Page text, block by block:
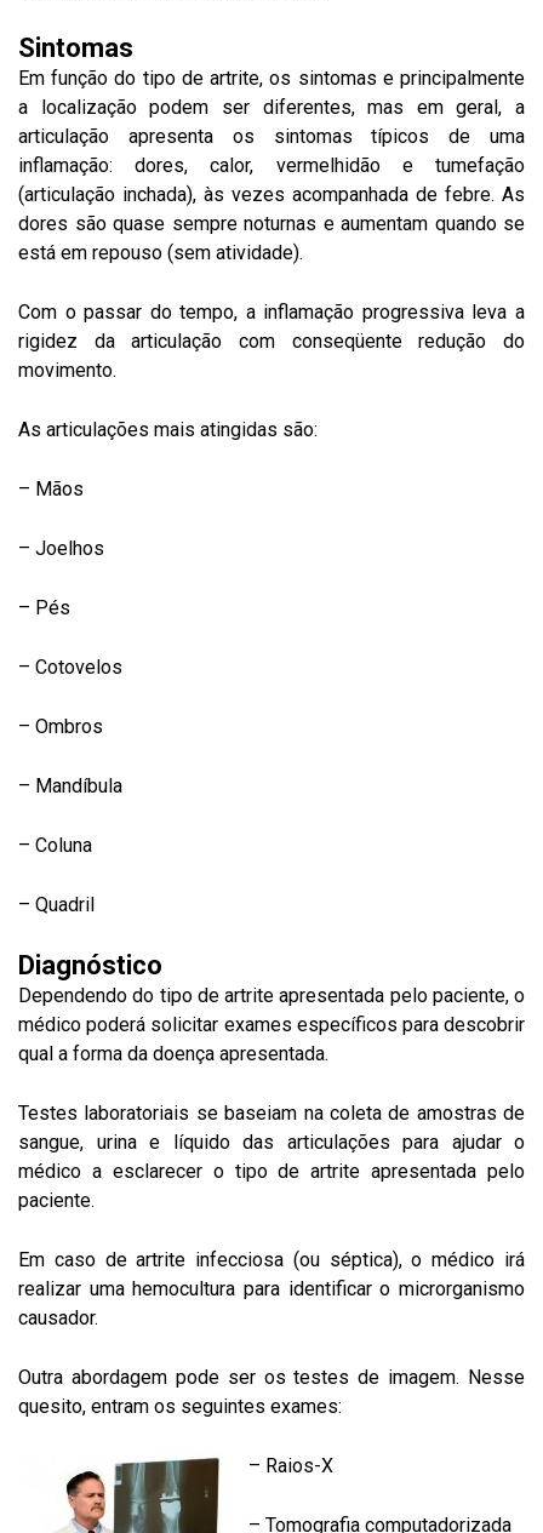
Sintomas
Em função do tipo de artrite, os sintomas e principalmente
a localização podem ser diferentes, mas em geral, a
articulação apresenta os sintomas típicos de uma
inflamação: dores, calor, vermelhidão e tumefação
(articulação inchada), às vezes acompanhada de febre. As
dores são quase sempre noturnas e aumentam quando se
está em repouso (sem atividade).
Com o passar do tempo, a inflamação progressiva leva a
rigidez da articulação com conseqüente redução do
movimento.
As articulações mais atingidas são:
– Mãos
– Joelhos
– Pés
– Cotovelos
– Ombros
– Mandíbula
– Coluna
– Quadril
Diagnóstico
Dependendo do tipo de artrite apresentada pelo paciente, o
médico poderá solicitar exames específicos para descobrir
qual a forma da doença apresentada.
Testes laboratoriais se baseiam na coleta de amostras de
sangue, urina e líquido das articulações para ajudar o
médico a esclarecer o tipo de artrite apresentada pelo
paciente.
Em caso de artrite infecciosa (ou séptica), o médico irá
realizar uma hemocultura para identificar o microrganismo
causador.
Outra abordagem pode ser os testes de imagem. Nesse
quesito, entram os seguintes exames:
– Raios-X
– Tomografia computadorizada